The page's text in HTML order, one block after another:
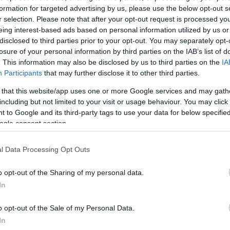
for targeted advertising by us, please use the below opt-out
selection. Please note that after your opt-out request is processed
interest-based ads based on personal information utilized by us
to third parties prior to your opt-out. You may separately
of your personal information by third parties on the IAB’s list of
This information may also be disclosed by us to third parties on the
Participants that may further disclose it to other third parties.
that this website/app uses one or more Google services and may
but not limited to your visit or usage behaviour. You may
to Google and its third-party tags to use your data for below
consent section.
Data Processing Opt Outs
opt-out of the Sharing of my personal data.
opt-out of the Sale of my Personal Data.
είναι που κάνουν ένα σπίτι
σαν βιτρίνα καταστήματος.
δεν σε νοιάζει μόνο να
να αντέχει, να μη σου
βρεθεί αλλού χωρίς να μοιάζει
ανάμεσα σε ένα σπίτι
που εξελίσσεται μαζί σου.
ωραία σπίτια, θα δεις πως
Είναι γεμάτα έξυπνες
εύκολη και πολύ πιο
αυτά που μπορούν να